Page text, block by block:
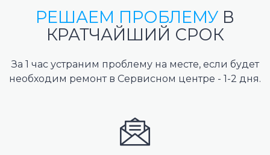
РЕШАЕМ ПРОБЛЕМУ В
КРАТЧАЙШИЙ СРОК
За 1 час устраним проблему на месте, если будет
необходим ремонт в Сервисном центре - 1-2 дня.